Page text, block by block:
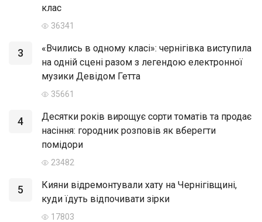
клас
36341
3
«Вчились в одному класі»: чернігівка виступила
на одній сцені разом з легендою електронної
музики Девідом Гетта
35661
4
Десятки років вирощує сорти томатів та продає
насіння: городник розповів як вберегти
помідори
23482
5
Кияни відремонтували хату на Чернігівщині,
куди їдуть відпочивати зірки
17803